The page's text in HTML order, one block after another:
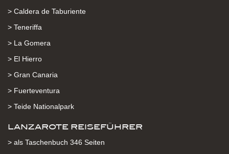
> Caldera de Taburiente
> Teneriffa
> La Gomera
> El Hierro
> Gran Canaria
> Fuerteventura
> Teide Nationalpark
LANZAROTE REISEFÜHRER
> als Taschenbuch 346 Seiten